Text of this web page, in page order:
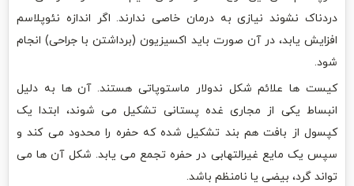
دردناک نشوند نیازی به درمان خاصی ندارند. اگر اندازه نئوپلاسم
افزایش یابد، در آن صورت باید اکسیزیون (برداشتن با جراحی) انجام
شود.
کیست ها علائم شکل ندولار ماستوپاتی هستند. آن ها به دلیل
انبساط یکی از مجاری غده پستانی تشکیل می شوند، ابتدا یک
کپسول از بافت هم بند تشکیل شده که حفره را محدود می کند و
سپس یک مایع غیرالتهابی در حفره تجمع می یابد. شکل آن ها می
تواند گرد، بیضی یا نامنظم باشد.